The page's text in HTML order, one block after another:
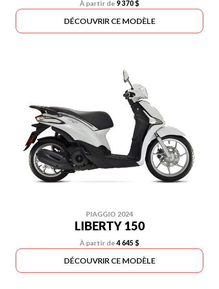
À partir de 9 370 $
DÉCOUVRIR CE MODÈLE
PIAGGIO 2024
LIBERTY 150
À partir de4 645 $
DÉCOUVRIR CE MODÈLE